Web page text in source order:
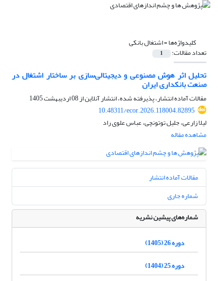
کلیدواژه‌ها =اشتغال بانکی
تعداد مقالات: 1
تحلیل اثر هوش مصنوعی و دیجیتالی‌سازی بر ساختار اشتغال در
صنعت بانکداری ایران
مقالات آماده انتشار، پذیرفته شده، انتشار آنلاین از08 اردیبهشت 1405
10.48311/ecor.2026.118004.82895
لیلا زارعی، جلیل توتونچی، عباس علوی راد
مشاهده مقاله
مقالات آماده انتشار
شماره جاری
شماره‌های پیشین نشریه
دوره 26 (1405)
دوره 25 (1404)